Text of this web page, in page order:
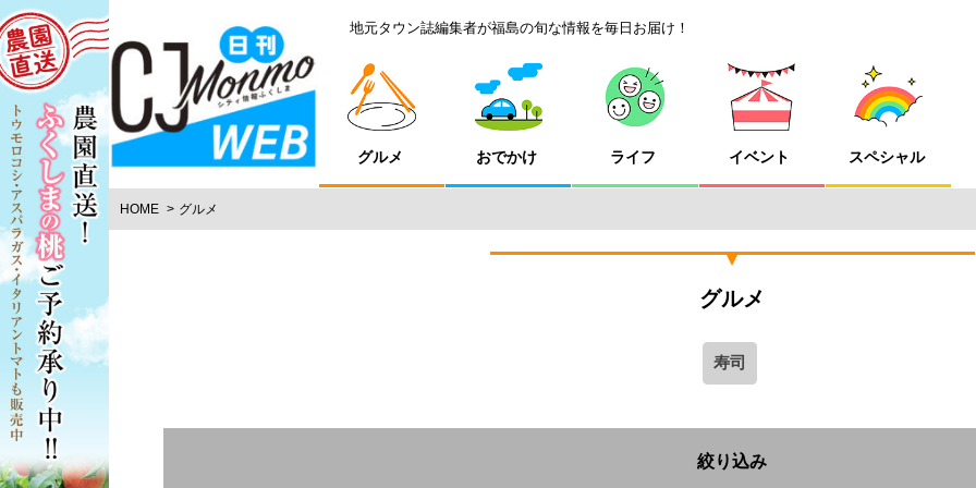
地元タウン誌編集者が福島の旬な情報を毎日お届け！
グルメ おでかけ ライフ イベント スペシャル
HOME グルメ
グルメ
寿司
絞り込み